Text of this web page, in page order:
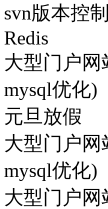
svn版本控制
Redis
大型门户网
mysql优化)
元旦放假
大型门户网
mysql优化)
大型门户网